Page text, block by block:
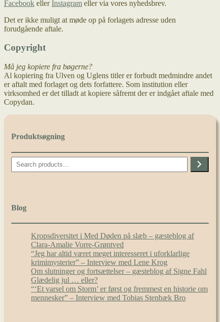
Facebook ellerInstagram eller via vores nyhedsbrev.
Det er ikke muligt at møde op på forlagets adresse uden
forudgående aftale.
Copyright
Må jeg kopiere fra bøgerne?
Al kopiering fra Ulven og Uglens titler er forbudt medmindre andet
er aftalt med forlaget og dets forfattere. Som institution eller
virksomhed er det tilladt at kopiere såfremt der er indgået aftale med
Copydan.
Produktsøgning
Search
Blog
Kropsdiversitet i Med Døden på slæb – gæsteblog af
Clara-Amalie Vorre-Grøntved
“Jeg har altid været meget interesseret i uforklarlige
krimimysterier” – Interview med Lene Krog
Om slutninger og fortsættelser – gæsteblog af Signe Fahl
Glædelig jul … eller?
“‘Et varsel om Storm’ er først og fremmest en historie om
mennesker” – Interview med Tobias Stenbæk Bro